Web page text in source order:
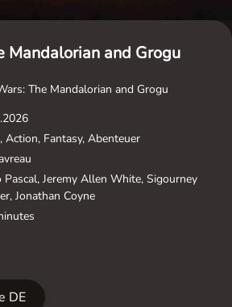
Mandalorian and Grogu
The Mandalorian and Grogu
Action, Fantasy, Abenteuer
Pascal, Jeremy Allen White, Sigourney
Jonathan Coyne
DE